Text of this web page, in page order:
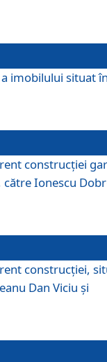
imobilului situat
construcției
Ionescu
construcției,
Dan Viciu și